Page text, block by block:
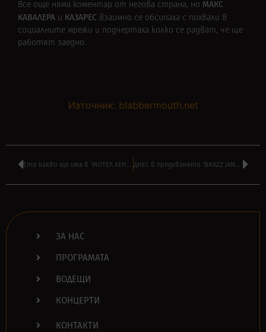
Все още няма коментар от негова страна, но МАКС
КАВАЛЕРА и КАЗАРЕС взаимно се обсипаха с похвали в
социалните мрежи и подчертаха колко се радват, че ще
работят заедно.
Източник: blabbermouth.net
Ето какво ще има в ‘МОТЕЛ ХЕНТАЙ’ на НАСО РУСКОВ от 16:00 ДНЕС в предаването ‘BRAZZ JAMBOREE’ на ВИЛИ СТОЯНОВ от 14:00
ЗА НАС
ПРОГРАМАТА
ВОДЕЩИ
КОНЦЕРТИ
КОНТАКТИ